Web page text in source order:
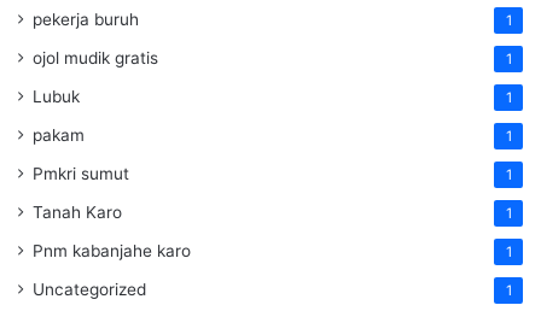
pekerja buruh 1
ojol mudik gratis 1
Lubuk 1
pakam 1
Pmkri sumut 1
Tanah Karo 1
Pnm kabanjahe karo 1
Uncategorized 1